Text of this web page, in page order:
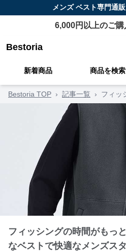
メンズ ベスト専門通
6,000円以上のご
Bestoria
新着商品 商品を検索
Bestoria TOP › 記事一覧 › フィッ
フィッシングの時間がもっ
なベストで快適なメンズス